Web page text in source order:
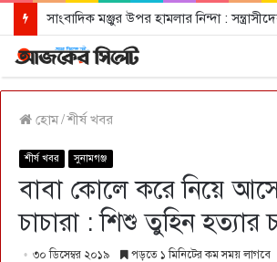
হোম/শীর্ষ খবর
শীর্ষ খবর সুনামগঞ্জ
বাবা কোলে করে নিয়ে
চাচারা : শিশু তুহিন হত্যার
৩০ ডিসেম্বর ২০১৯ পড়তে ১ মিনিটের কম সময় লাগবে